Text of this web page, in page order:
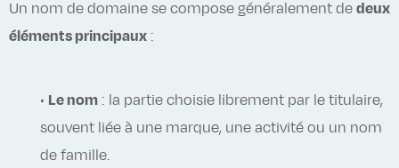
Un nom de domaine se compose généralement de deux
éléments principaux :
• Le nom : la partie choisie librement par le titulaire,
souvent liée à une marque, une activité ou un nom
de famille.